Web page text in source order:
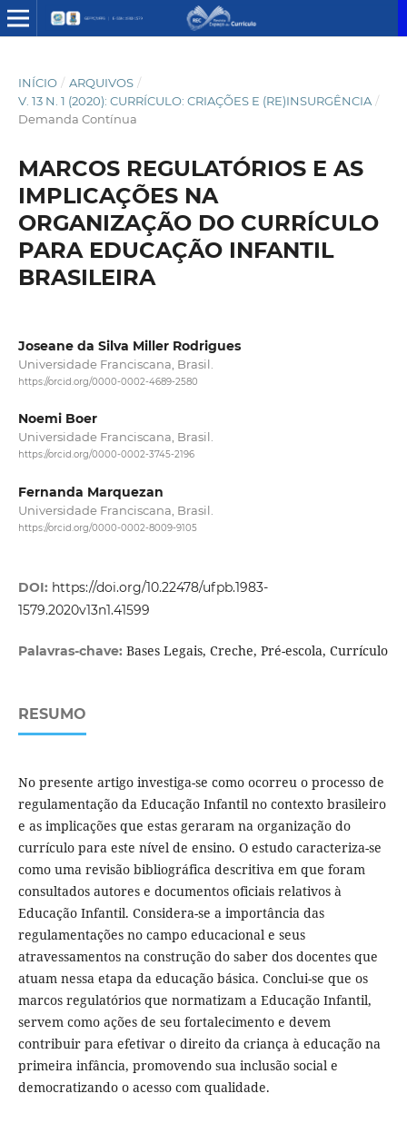
INÍCIO / ARQUIVOS /
V. 13 N. 1 (2020): CURRÍCULO: CRIAÇÕES E (RE)INSURGÊNCIA /
Demanda Contínua
MARCOS REGULATÓRIOS E AS
IMPLICAÇÕES NA
ORGANIZAÇÃO DO CURRÍCULO
PARA EDUCAÇÃO INFANTIL
BRASILEIRA
Joseane da Silva Miller Rodrigues
Universidade Franciscana, Brasil.
https://orcid.org/0000-0002-4689-2580
Noemi Boer
Universidade Franciscana, Brasil.
https://orcid.org/0000-0002-3745-2196
Fernanda Marquezan
Universidade Franciscana, Brasil.
https://orcid.org/0000-0002-8009-9105
DOI: https://doi.org/10.22478/ufpb.1983-
1579.2020v13n1.41599
Palavras-chave: Bases Legais, Creche, Pré-escola, Currículo
RESUMO
No presente artigo investiga-se como ocorreu o processo de
regulamentação da Educação Infantil no contexto brasileiro
e as implicações que estas geraram na organização do
currículo para este nível de ensino. O estudo caracteriza-se
como uma revisão bibliográfica descritiva em que foram
consultados autores e documentos oficiais relativos à
Educação Infantil. Considera-se a importância das
regulamentações no campo educacional e seus
atravessamentos na construção do saber dos docentes que
atuam nessa etapa da educação básica. Conclui-se que os
marcos regulatórios que normatizam a Educação Infantil,
servem como ações de seu fortalecimento e devem
contribuir para efetivar o direito da criança à educação na
primeira infância, promovendo sua inclusão social e
democratizando o acesso com qualidade.